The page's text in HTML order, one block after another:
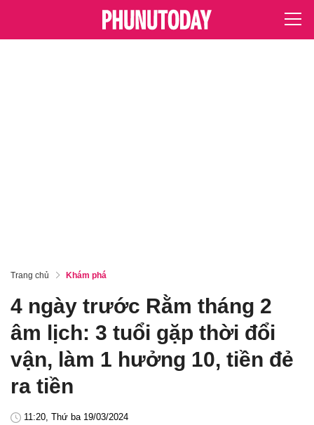
Trang chủ Khám phá
4 ngày trước Rằm tháng 2
âm lịch: 3 tuổi gặp thời đổi
vận, làm 1 hưởng 10, tiền đẻ
ra tiền
11:20, Thứ ba 19/03/2024